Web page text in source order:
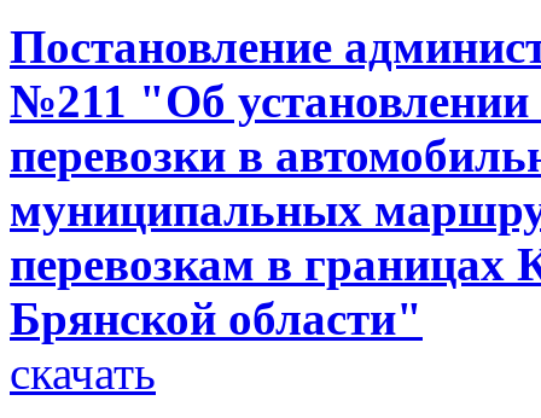
Постановление
№211 "Об установлении
перевозки в
муниципальных
перевозкам в границах
Брянской области"
скачать